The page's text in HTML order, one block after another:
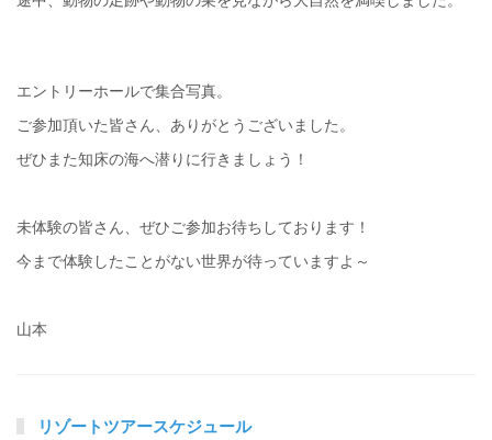
エントリーホールで集合写真。
ご参加頂いた皆さん、ありがとうございました。
ぜひまた知床の海へ潜りに行きましょう！
未体験の皆さん、ぜひご参加お待ちしております！
今まで体験したことがない世界が待っていますよ～
山本
リゾートツアースケジュール